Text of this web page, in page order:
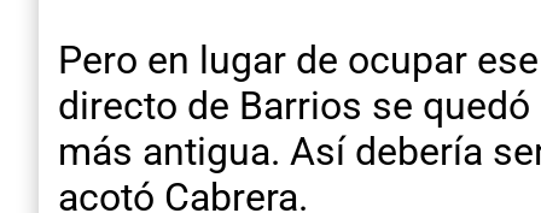
Pero en lugar de ocupar
directo de Barrios se
más antigua. Así debería
acotó Cabrera.